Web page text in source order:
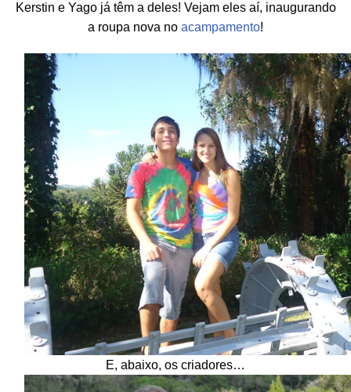
Kerstin e Yago já têm a deles! Vejam eles aí, inaugurando
a roupa nova no acampamento!
E, abaixo, os criadores…